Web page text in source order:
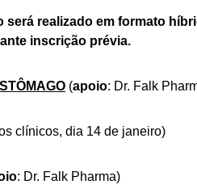
será realizado em formato
inscrição prévia.
(apoio: Dr. Falk
clínicos, dia 14 de janeiro)
: Dr. Falk Pharma)